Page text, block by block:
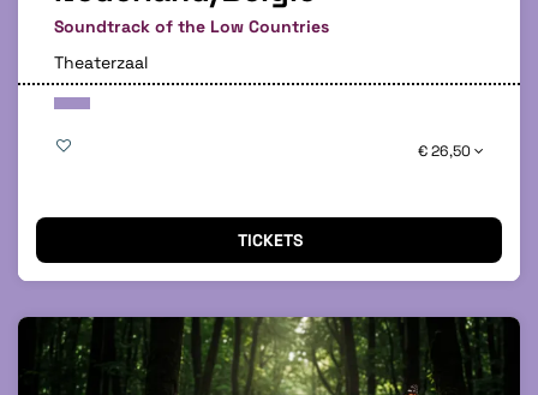
Soundtrack of the Low Countries
Theaterzaal
€ 26,50
TICKETS